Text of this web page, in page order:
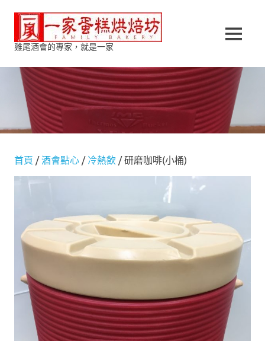
content
蛋
糕
烘
焙
坊
雞尾酒會的專家，就是一家
MENU
首頁 /酒會點心 / 冷熱飲 / 研磨咖啡(小桶)